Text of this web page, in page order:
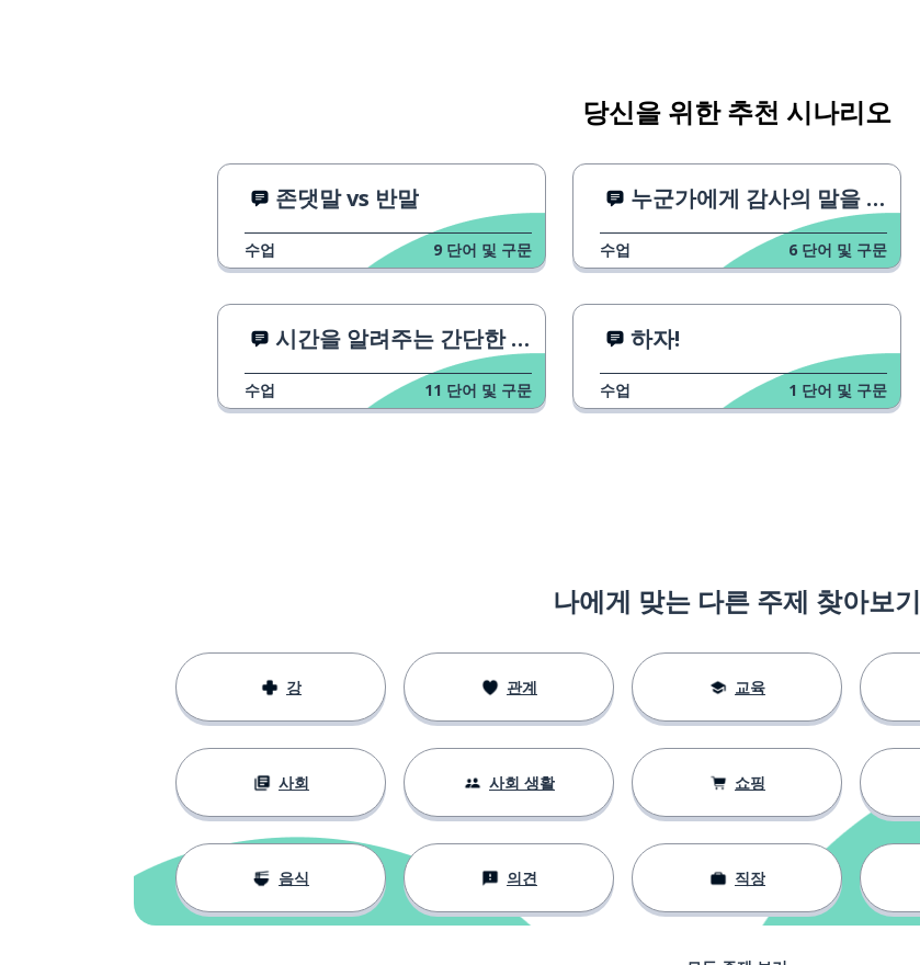
당신을 위한 추천 시나리오
존댓말 vs 반말
수업 9 단어 및 구문
누군가에게 감사의 말을 전하는 3가지 방법
수업 6 단어 및 구문
시간을 알려주는 간단한 방법
수업 11 단어 및 구문
하자!
수업 1 단어 및 구문
나에게 맞는 다른 주제 찾아보기
강 관계 교육
사회 사회 생활 쇼핑
음식 의견 직장